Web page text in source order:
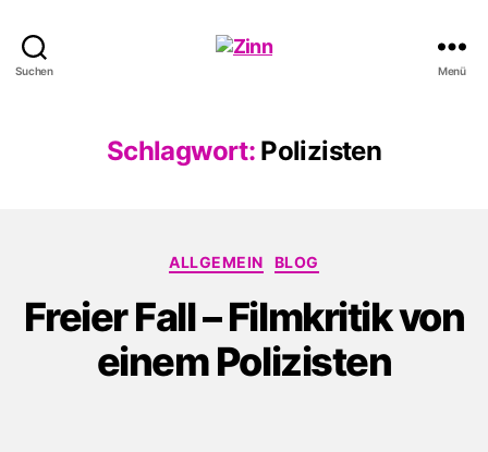
Suchen Menü
Schlagwort: Polizisten
Kategorien
ALLGEMEIN BLOG
Freier Fall – Filmkritik von
einem Polizisten